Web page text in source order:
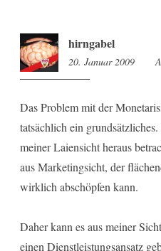
hirngabel
20. Januar 2009
Das Problem mit der
tatsächlich ein
meiner Laiensicht heraus
aus Marketingsicht, der
wirklich abschöpfen kann.
Daher kann es aus meiner
einen Dienstleistungsansatz